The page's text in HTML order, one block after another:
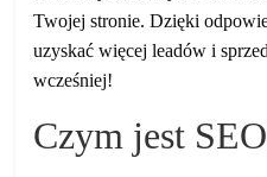
Twojej stronie. Dzięki
uzyskać więcej leadów i
wcześniej!
Czym jest